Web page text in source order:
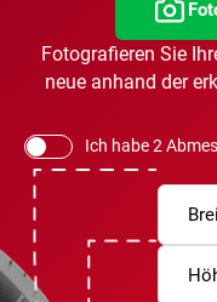
Fotografieren Sie
neue anhand der
Ich habe 2